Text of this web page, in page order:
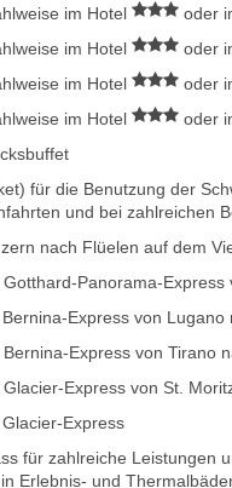
im Hotel oder
im Hotel
oder
im Hotel
oder
im Hotel
oder
für die Benutzung der
und bei zahlreichen
nach Flüelen auf dem
Panorama-
Express von
Express von Tirano
Express von St.
Express
für zahlreiche Leistungen
Erlebnis- und